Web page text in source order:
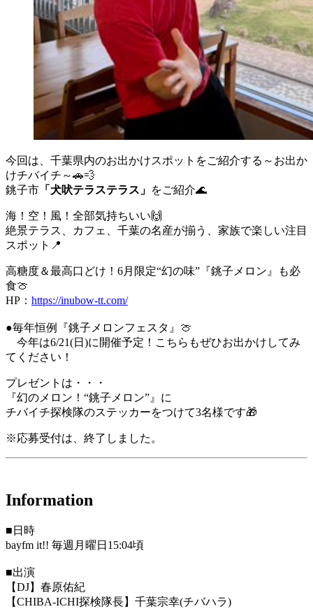
今回は、千葉県内のお出かけスポットをご紹介する～お出か
けチバイチ～🚗💨
銚子市 「犬吠テラステラス」 をご紹介🌊
海！空！風！全部気持ちいい🙌
絶景テラス、カフェ、千葉の名産が揃う、家族で楽しい注目
スポット📍
高糖度＆最高口どけ！6月限定“幻の味”『銚子メロン』も必
食🍈
HP： https://inubow-tt.com/
●毎年恒例『銚子メロンフェスタ』🍈
今年は6/21(日)に開催予定！こちらもぜひお出かけしてみ
てください！
プレゼントは・・・
『幻のメロン！“銚子メロン”』に
チバイチ探検隊のステッカーをつけて3名様です🎁
※応募受付は、終了しました。
Information
■日時
bayfm it!! 毎週月曜日15:04頃
■出演
【DJ】春原佑紀
【CHIBA-ICHI探検隊長】千葉宗幸(チバハラ)